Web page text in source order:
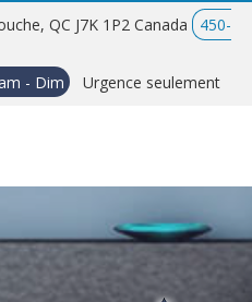
QC J7K 1P2 Canada
450-
- Dim Urgence seulement